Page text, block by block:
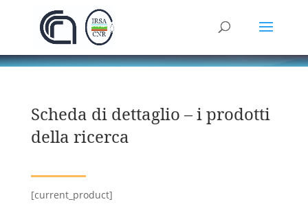
Scheda di dettaglio – i prodotti
della ricerca
[current_product]